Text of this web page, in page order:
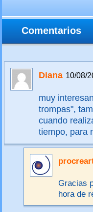
Comentarios
Diana 10/08/
muy
trompas",
cuando
tiempo, para
Gracias
hora de